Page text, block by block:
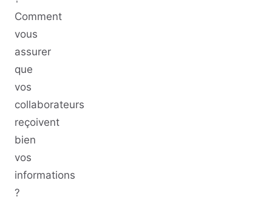
Comment
vous
assurer
que
vos
collaborateurs
reçoivent
bien
vos
informations
?